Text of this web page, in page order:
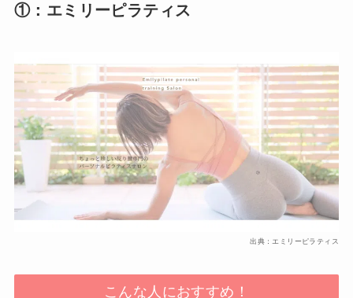
①：エミリーピラティス
出典：エミリーピラティス
こんな人におすすめ！